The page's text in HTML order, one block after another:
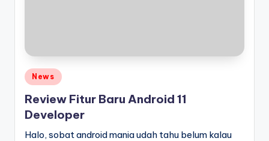
Posted
in
News
Review Fitur Baru Android 11
Developer
Halo, sobat android mania udah tahu belum kalau